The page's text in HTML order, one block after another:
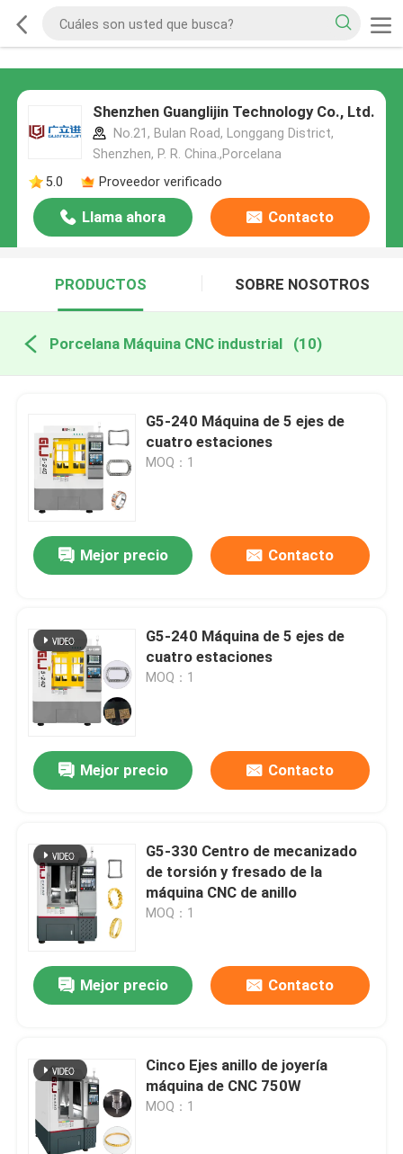
Shenzhen Guanglijin Technology Co., Ltd.
No.21, Bulan Road, Longgang District,
Shenzhen, P. R. China.,Porcelana
5.0
Proveedor verificado
Llama ahora Contacto
PRODUCTOS SOBRE NOSOTROS
Porcelana Máquina CNC industrial (10)
G5-240 Máquina de 5 ejes de
cuatro estaciones
MOQ：1
Mejor precio Contacto
G5-240 Máquina de 5 ejes de
cuatro estaciones
MOQ：1
Mejor precio Contacto
G5-330 Centro de mecanizado
de torsión y fresado de la
máquina CNC de anillo
MOQ：1
Mejor precio Contacto
Cinco Ejes anillo de joyería
máquina de CNC 750W
MOQ：1